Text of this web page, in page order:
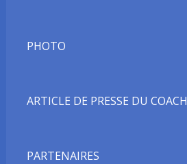
PHOTO
ARTICLE DE PRESSE DU COACH
PARTENAIRES